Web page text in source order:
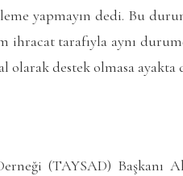
yapmayın dedi. Bu
ihracat tarafıyla aynı
olarak destek olmasa ayakta
(TAYSAD) Başkanı